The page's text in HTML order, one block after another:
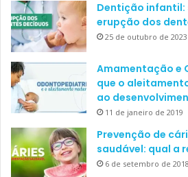
dentais muito evidentes.
No bruxismo excêntrico pode haver
deslizamento dos dentes na
movimentos mandibulares são
oclusais intensas, sendo estas muito
gerada conscientemente. Essa força
vezes maior, resultando em
dentição, sobre o osso alveolar, o
articulação temporomandibular. 10
Dentição infantil:
erupção dos
25 de outubro de 2023
Amamentação e
que o
ao
11 de janeiro de 2019
Prevenção de
saudável: qual a
6 de setembro de 2018